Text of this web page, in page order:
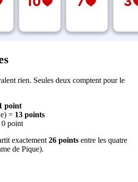
rien. Seules deux comptent pour le
point
= 13 points
0 point
exactement 26 points entre les quatre
de Pique).